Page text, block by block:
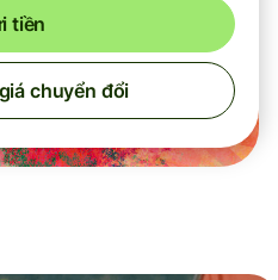
tiền
chuyển đổi